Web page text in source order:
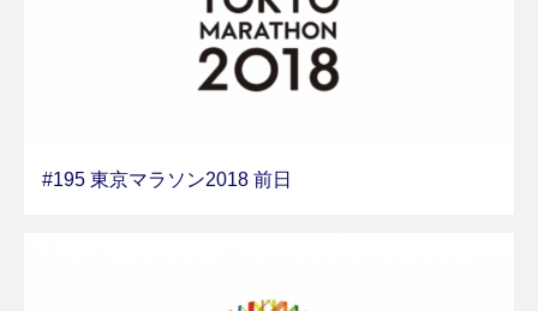
#195 東京マラソン2018 前日